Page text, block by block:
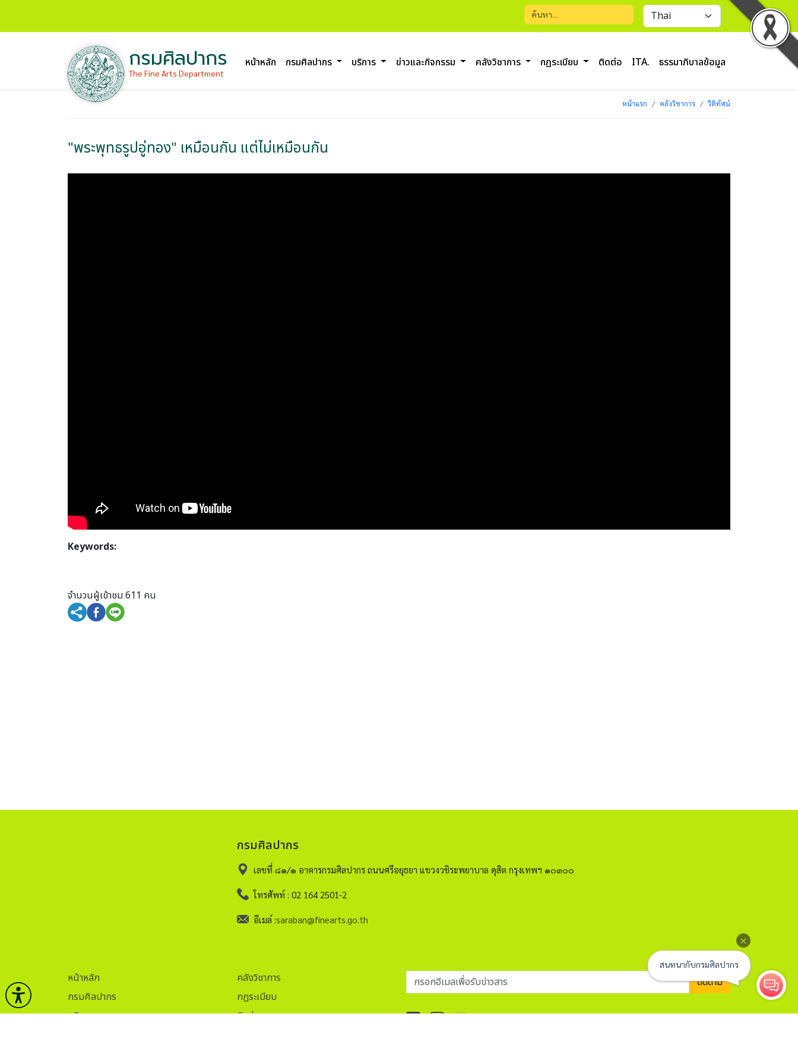
กรมศิลปากร
The Fine Arts Department
หน้าหลัก กรมศิลปากร บริการ ข่าวและกิจกรรม คลังวิชาการ กฏระเบียบ ติดต่อ ITA. ธรรมาภิบาลข้อมูล
หน้าแรก คลังวิชาการ วีดิทัศน์
"พระพุทธรูปอู่ทอง" เหมือนกัน แต่ไม่เหมือนกัน
Keywords:
จำนวนผู้เข้าชม 611 คน
กรมศิลปากร
เลขที่ ๘๑/๑ อาคารกรมศิลปากร ถนนศรีอยุธยา แขวงวชิระพยาบาล ดุสิต กรุงเทพฯ ๑๐๓๐๐
โทรศัพท์ : 02 164 2501-2
อีเมล์ :saraban@finearts.go.th
หน้าหลัก
กรมศิลปากร
บริการ
คลังวิชาการ
กฏระเบียบ
ติดต่อ
กรอกอีเมลเพื่อรับข่าวสาร ติดตาม